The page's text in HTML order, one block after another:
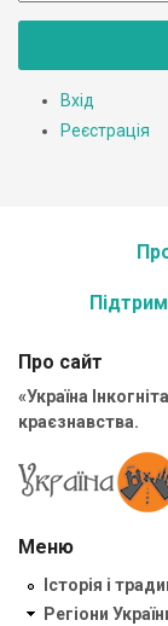
Вхід
Реєстрація
Про сайт
«Україна
краєзнавства.
Меню
Історія і
Регіони